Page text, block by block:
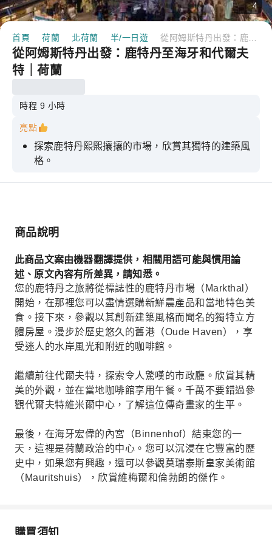
4
首頁 荷蘭 北荷蘭 半/一日遊
從阿姆斯特丹出發：鹿特丹至海牙和代爾夫
特｜荷蘭
時程 9 小時
亮點
探索鹿特丹熙熙攘攘的市場，欣賞其獨特的建築風
格。
探索代爾夫特令人驚嘆的市政廳和代爾夫特維米爾
了解荷蘭的歷史及其著名畫家
在這趟令人愉悅的旅程中，盡情享受充滿歷史、文
化和魅力的一天。
商品說明
此商品文案由機器翻譯提供，相關用語可能與慣用論
述、原文內容有所差異，請知悉。
您的鹿特丹之旅將從標誌性的鹿特丹市場（Markthal）
開始，在那裡您可以盡情選購新鮮農產品和當地特色美
食。接下來，參觀以其創新建築風格而聞名的獨特立方
體房屋。漫步於歷史悠久的舊港（Oude Haven），享
受迷人的水岸風光和附近的咖啡館。
繼續前往代爾夫特，探索令人驚嘆的市政廳。欣賞其精
美的外觀，並在當地咖啡館享用午餐。千萬不要錯過參
觀代爾夫特維米爾中心，了解這位傳奇畫家的生平。
最後，在海牙宏偉的內宮（Binnenhof）結束您的一
天，這裡是荷蘭政治的中心。您可以沉浸在它豐富的歷
史中，如果您有興趣，還可以參觀莫瑞泰斯皇家美術館
（Mauritshuis），欣賞維梅爾和倫勃朗的傑作。
購買須知